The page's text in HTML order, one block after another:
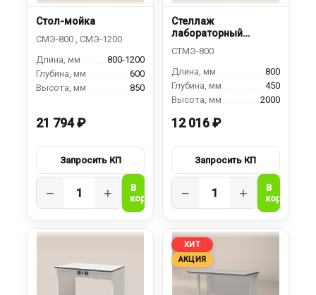
Стол-мойка
800-1200
600
850
21 794 ₽
− +
Стеллаж
лабораторный
800
450
2000
12 016 ₽
− +
ХИТ
АКЦИЯ